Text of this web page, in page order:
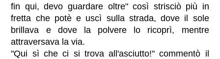
fin qui, devo guardare oltre" così strisciò più in
fretta che potè e uscì sulla strada, dove il sole
brillava e dove la polvere lo ricoprì, mentre
attraversava la via.
"Qui sì che ci si trova all'asciutto!" commentò il